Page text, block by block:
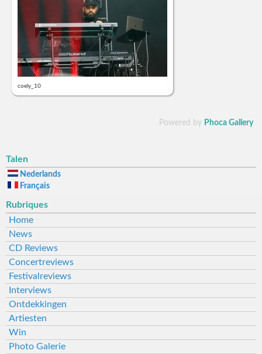
coely_10
Powered by Phoca Gallery
Talen
Nederlands
Français
Rubriques
Home
News
CD Reviews
Concertreviews
Festivalreviews
Interviews
Ontdekkingen
Artiesten
Win
Photo Galerie